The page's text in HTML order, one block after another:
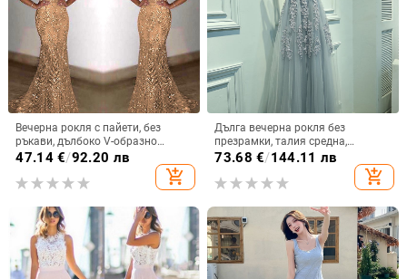
Вечерна рокля с пайети, без
ръкави, дълбоко V-образно
деколте, силует русалка,
47.14€/92.20 лв
add_shopping_cart
Дълга вечерна рокля без
презрамки, талия средна,
полиестерна основна тъкан и
73.68 €/144.11 лв
add_shopping_cart